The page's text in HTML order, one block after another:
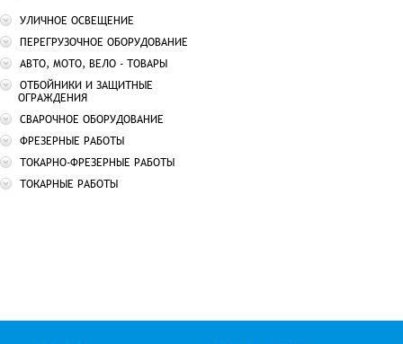
УЛИЧНОЕ ОСВЕЩЕНИЕ
ПЕРЕГРУЗОЧНОЕ ОБОРУДОВАНИЕ
АВТО, МОТО, ВЕЛО - ТОВАРЫ
ОТБОЙНИКИ И ЗАЩИТНЫЕ
ОГРАЖДЕНИЯ
СВАРОЧНОЕ ОБОРУДОВАНИЕ
ФРЕЗЕРНЫЕ РАБОТЫ
ТОКАРНО-ФРЕЗЕРНЫЕ РАБОТЫ
ТОКАРНЫЕ РАБОТЫ